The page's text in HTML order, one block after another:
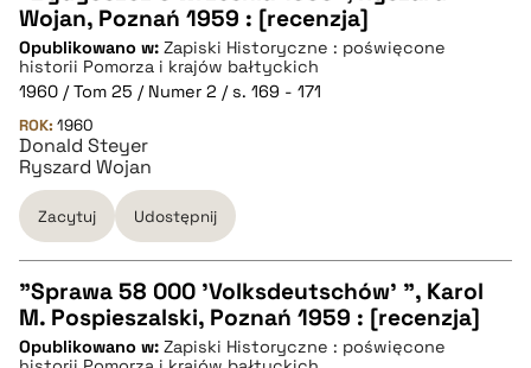
CZYSTY TEKST
pobierz cytat
BIBTEX
pobierz cytat
Wojan, Poznań 1959 : [recenzja]
Opublikowano w: Zapiski Historyczne : poświęcone
historii Pomorza i krajów bałtyckich
1960 / Tom 25 / Numer 2 / s. 169 - 171
ROK: 1960
Donald Steyer
Ryszard Wojan
Zacytuj Udostępnij
CZYSTY TEKST
"Sprawa 58 000 'Volksdeutschów' ", Karol
M. Pospieszalski, Poznań 1959 : [recenzja]
Opublikowano w: Zapiski Historyczne : poświęcone